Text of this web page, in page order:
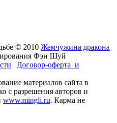
© 2010 Жемчужина дракона
Фэн Шуй
| Договор-оферта и
материалов сайта в
с разрешения авторов и
www.mingli.ru. Карма не